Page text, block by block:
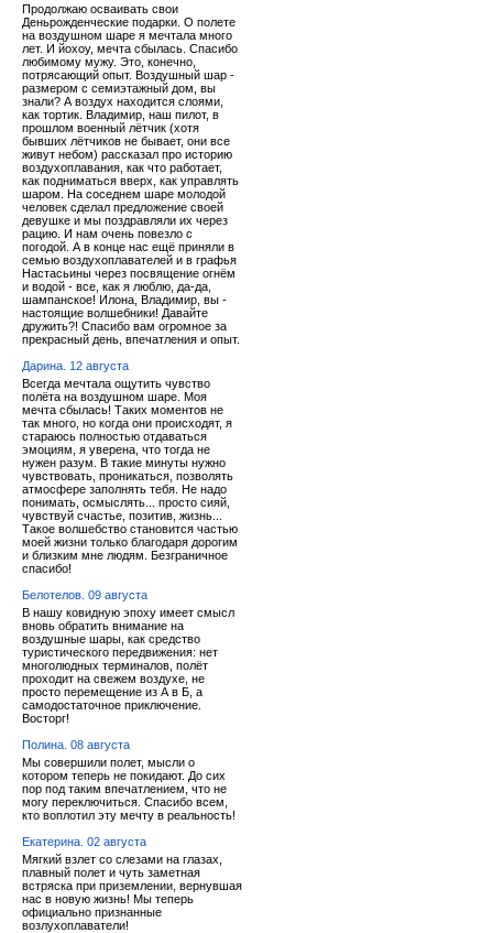
Продолжаю осваивать свои
Деньрожденческие подарки. О полете
на воздушном шаре я мечтала много
лет. И йохоу, мечта сбылась. Спасибо
любимому мужу. Это, конечно,
потрясающий опыт. Воздушный шар -
размером с семиэтажный дом, вы
знали? А воздух находится слоями,
как тортик. Владимир, наш пилот, в
прошлом военный лётчик (хотя
бывших лётчиков не бывает, они все
живут небом) рассказал про историю
воздухоплавания, как что работает,
как подниматься вверх, как управлять
шаром. На соседнем шаре молодой
человек сделал предложение своей
девушке и мы поздравляли их через
рацию. И нам очень повезло с
погодой. А в конце нас ещё приняли в
семью воздухоплавателей и в графья
Настасьины через посвящение огнём
и водой - все, как я люблю, да-да,
шампанское! Илона, Владимир, вы -
настоящие волшебники! Давайте
дружить?! Спасибо вам огромное за
прекрасный день, впечатления и опыт.
Дарина. 12 августа
Всегда мечтала ощутить чувство
полёта на воздушном шаре. Моя
мечта сбылась! Таких моментов не
так много, но когда они происходят, я
стараюсь полностью отдаваться
эмоциям, я уверена, что тогда не
нужен разум. В такие минуты нужно
чувствовать, проникаться, позволять
атмосфере заполнять тебя. Не надо
понимать, осмыслять... просто сияй,
чувствуй счастье, позитив, жизнь...
Такое волшебство становится частью
моей жизни только благодаря дорогим
и близким мне людям. Безграничное
спасибо!
Белотелов. 09 августа
В нашу ковидную эпоху имеет смысл
вновь обратить внимание на
воздушные шары, как средство
туристического передвижения: нет
многолюдных терминалов, полёт
проходит на свежем воздухе, не
просто перемещение из А в Б, а
самодостаточное приключение.
Восторг!
Полина. 08 августа
Мы совершили полет, мысли о
котором теперь не покидают. До сих
пор под таким впечатлением, что не
могу переключиться. Спасибо всем,
кто воплотил эту мечту в реальность!
Екатерина. 02 августа
Мягкий взлет со слезами на глазах,
плавный полет и чуть заметная
встряска при приземлении, вернувшая
нас в новую жизнь! Мы теперь
официально признанные
возлухоплаватели!